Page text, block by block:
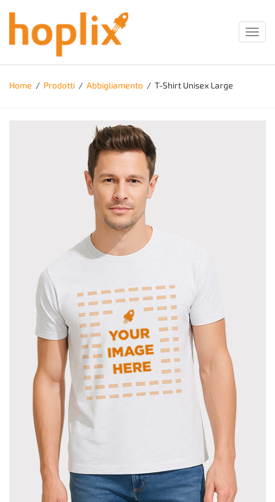
Home / Prodotti / Abbigliamento / T-Shirt Unisex Large